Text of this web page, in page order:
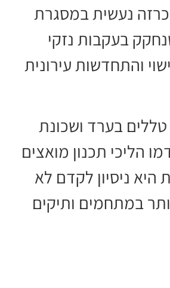
נעשית במסגרת
בעקבות נזקי
והתחדשות עירונית
בערד ושכונת
הליכי תכנון מואצים
היא ניסיון לקדם לא
במתחמים ותיקים